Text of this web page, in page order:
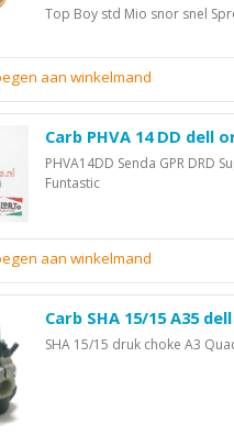
Top Boy std Mio snor snel
aan winkelmand
Carb PHVA 14 DD dell
PHVA14DD Senda GPR DRD
Funtastic
aan winkelmand
Carb SHA 15/15 A35
SHA 15/15 druk choke A3